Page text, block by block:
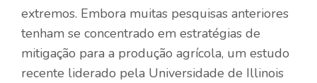
extremos. Embora muitas pesquisas anteriores
tenham se concentrado em estratégias de
mitigação para a produção agrícola, um estudo
recente liderado pela Universidade de Illinois